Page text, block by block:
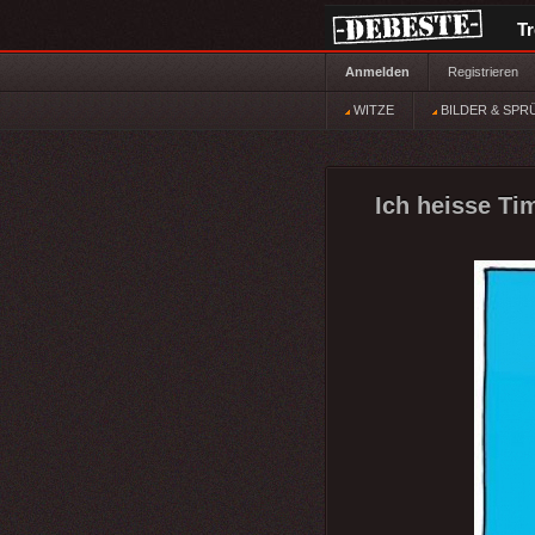
Anmelden Registrieren
WITZE BILDER &
Ich heisse